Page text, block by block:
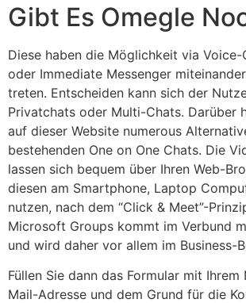
Gibt Es Omegle
Diese haben die Möglichkeit via
oder Immediate Messenger
treten. Entscheiden kann sich der
Privatchats oder Multi-Chats. Darüber
auf dieser Website numerous
bestehenden One on One Chats. Die
lassen sich bequem über Ihren Web-
diesen am Smartphone, Laptop
nutzen, nach dem “Click & Meet”-
Microsoft Groups kommt im Verbund
und wird daher vor allem im Business-
Füllen Sie dann das Formular mit Ihrem
Mail-Adresse und dem Grund für die